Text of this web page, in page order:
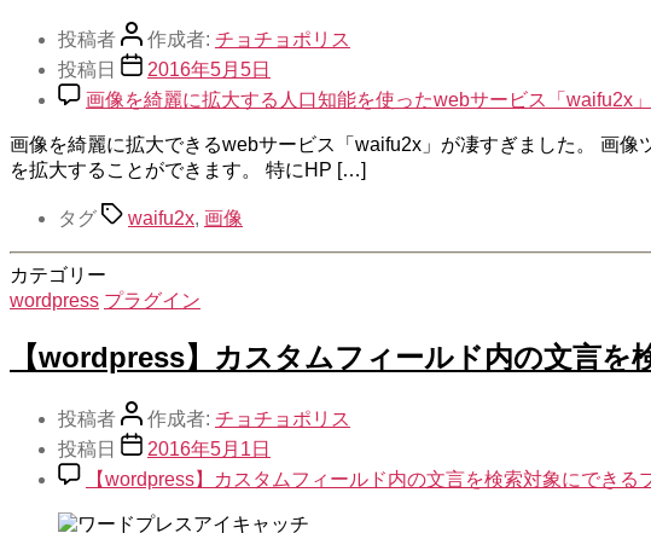
投稿者 作成者: チョチョポリス
投稿日
2016年5月5日
画像を綺麗に拡大する人口知能を使ったwebサービス「waifu2x
画像を綺麗に拡大できるwebサービス「waifu2x」が凄すぎました。 画
を拡大することができます。 特にHP […]
タグ waifu2x, 画像
カテゴリー
wordpress プラグイン
【wordpress】カスタムフィールド内の文言
投稿者 作成者: チョチョポリス
投稿日
2016年5月1日
【wordpress】カスタムフィールド内の文言を検索対象にでき